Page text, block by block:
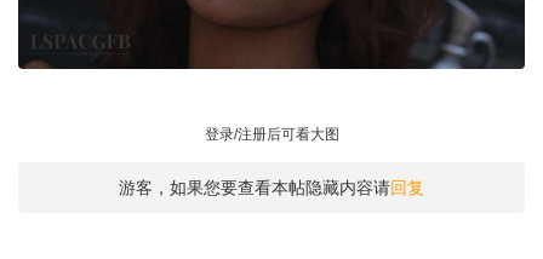
登录/注册后可看大图
游客，如果您要查看本帖隐藏内容请回复